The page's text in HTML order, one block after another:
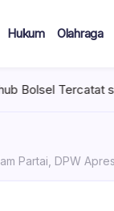
Hukum Olahraga
Honorer,
Partai, DPW